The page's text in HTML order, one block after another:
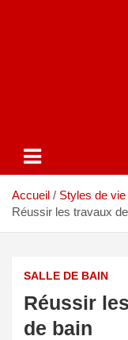
Accueil Styles de vie
Réussir les travaux
SALLE DE BAIN
Réussir
de bain